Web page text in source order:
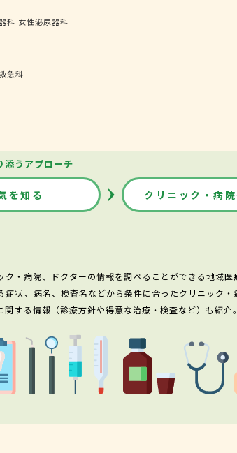
科 女性泌尿器科
急科
添うアプローチ
を知る クリニック・病
・病院、ドクターの情報を調べることができる地域医
状、病名、検査名などから条件に合ったクリニック・
する情報（診療方針や得意な治療・検査など）も紹介。